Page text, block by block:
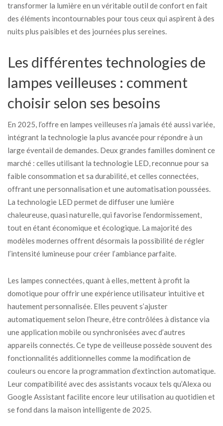
transformer la lumière en un véritable outil de confort en fait
des éléments incontournables pour tous ceux qui aspirent à des
nuits plus paisibles et des journées plus sereines.
Les différentes technologies de
lampes veilleuses : comment
choisir selon ses besoins
En 2025, l’offre en lampes veilleuses n’a jamais été aussi variée,
intégrant la technologie la plus avancée pour répondre à un
large éventail de demandes. Deux grandes familles dominent ce
marché : celles utilisant la technologie LED, reconnue pour sa
faible consommation et sa durabilité, et celles connectées,
offrant une personnalisation et une automatisation poussées.
La technologie LED permet de diffuser une lumière
chaleureuse, quasi naturelle, qui favorise l’endormissement,
tout en étant économique et écologique. La majorité des
modèles modernes offrent désormais la possibilité de régler
l’intensité lumineuse pour créer l’ambiance parfaite.
Les lampes connectées, quant à elles, mettent à profit la
domotique pour offrir une expérience utilisateur intuitive et
hautement personnalisée. Elles peuvent s’ajuster
automatiquement selon l’heure, être contrôlées à distance via
une application mobile ou synchronisées avec d’autres
appareils connectés. Ce type de veilleuse possède souvent des
fonctionnalités additionnelles comme la modification de
couleurs ou encore la programmation d’extinction automatique.
Leur compatibilité avec des assistants vocaux tels qu’Alexa ou
Google Assistant facilite encore leur utilisation au quotidien et
se fond dans la maison intelligente de 2025.